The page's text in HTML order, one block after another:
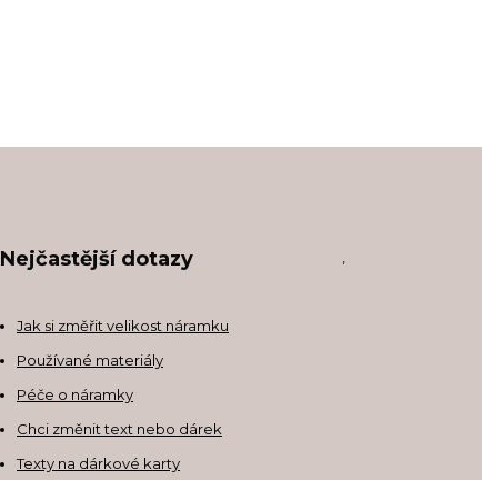
Nejčastější dotazy
Jak si změřit velikost náramku
Používané materiály
Péče o náramky
Chci změnit text nebo dárek
Texty na dárkové karty